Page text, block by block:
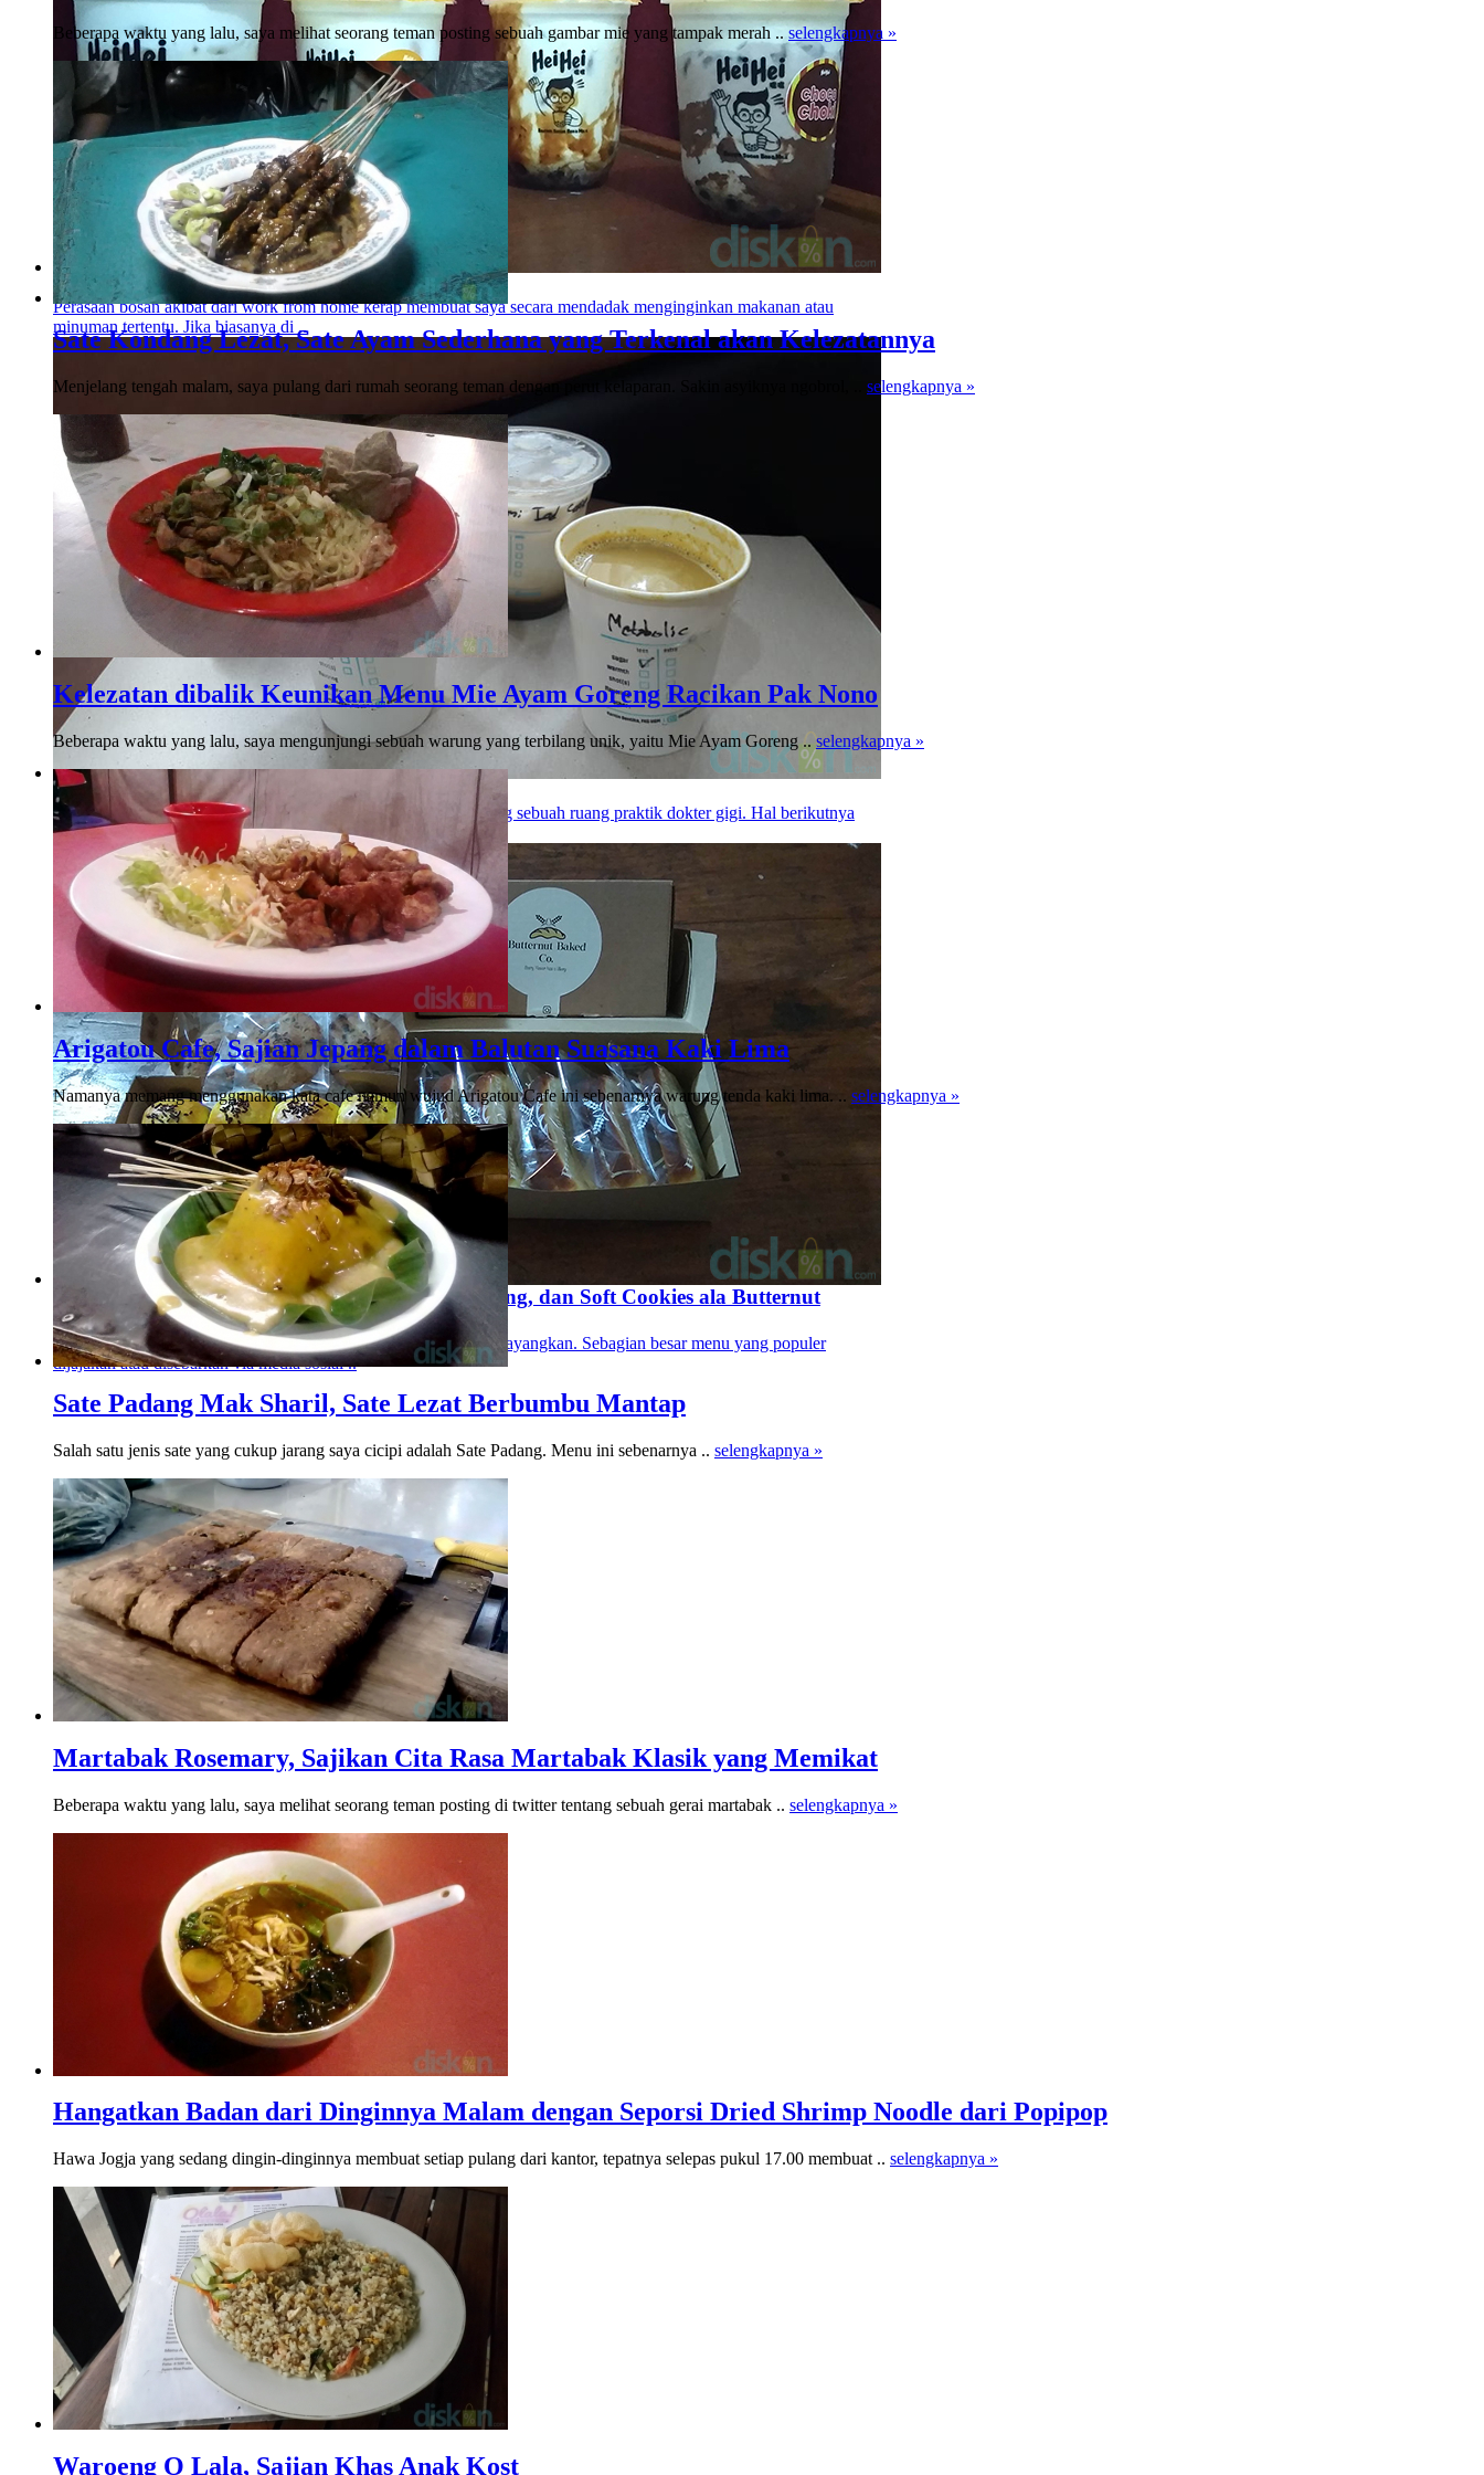
Hei Hei Boba, Jawara Boba dari Jogja
Perasaan bosan akibat dari work from home kerap membuat saya secara mendadak menginginkan makanan atau
minuman tertentu. Jika biasanya di ..
Denta Coffee
Ketika mendengar namanya pertama kali, di kepala saya langsung sebuah ruang praktik dokter gigi. Hal berikutnya
yang terbayang oleh saya ..
Menikmati Cita Rasa Klasik Roti Sisir, Bolen Pisang, dan Soft Cookies ala Butternut
Baked
Perkembangan dan inovasi rasa makanan memang sudah tak terbayangkan. Sebagian besar menu yang populer
dijajakan atau disebarkan via media sosial ..
Beberapa waktu yang lalu, saya melihat seorang teman posting sebuah gambar mie yang tampak merah .. selengkapnya »
Sate Kondang Lezat, Sate Ayam Sederhana yang Terkenal akan Kelezatannya
Menjelang tengah malam, saya pulang dari rumah seorang teman dengan perut kelaparan. Sakin asyiknya ngobrol, .. selengkapnya »
Kelezatan dibalik Keunikan Menu Mie Ayam Goreng Racikan Pak Nono
Beberapa waktu yang lalu, saya mengunjungi sebuah warung yang terbilang unik, yaitu Mie Ayam Goreng ..selengkapnya »
Arigatou Cafe, Sajian Jepang dalam Balutan Suasana Kaki Lima
Namanya memang menggunakan kata cafe namun wujud Arigatou Cafe ini sebenarnya warung tenda kaki lima. .. selengkapnya »
Sate Padang Mak Sharil, Sate Lezat Berbumbu Mantap
Salah satu jenis sate yang cukup jarang saya cicipi adalah Sate Padang. Menu ini sebenarnya .. selengkapnya »
Martabak Rosemary, Sajikan Cita Rasa Martabak Klasik yang Memikat
Beberapa waktu yang lalu, saya melihat seorang teman posting di twitter tentang sebuah gerai martabak .. selengkapnya »
Hangatkan Badan dari Dinginnya Malam dengan Seporsi Dried Shrimp Noodle dari Popipop
Hawa Jogja yang sedang dingin-dinginnya membuat setiap pulang dari kantor, tepatnya selepas pukul 17.00 membuat .. selengkapnya »
Waroeng O Lala, Sajian Khas Anak Kost